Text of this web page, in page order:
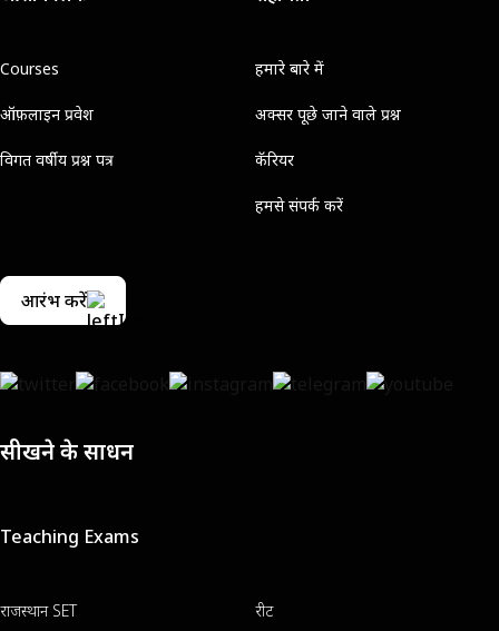
Courses
ऑफ़लाइन प्रवेश
विगत वर्षीय प्रश्न पत्र
हमारे बारे में
अक्सर पूछे जाने वाले प्रश्न
कॅरियर
हमसे संपर्क करें
आरंभ करें
सीखने के साधन
Teaching Exams
राजस्थान SET रीट